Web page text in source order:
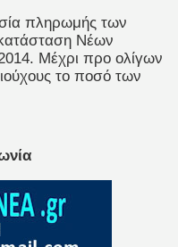
πληρωμής των
Νέων
Μέχρι προ ολίγων
το ποσό των